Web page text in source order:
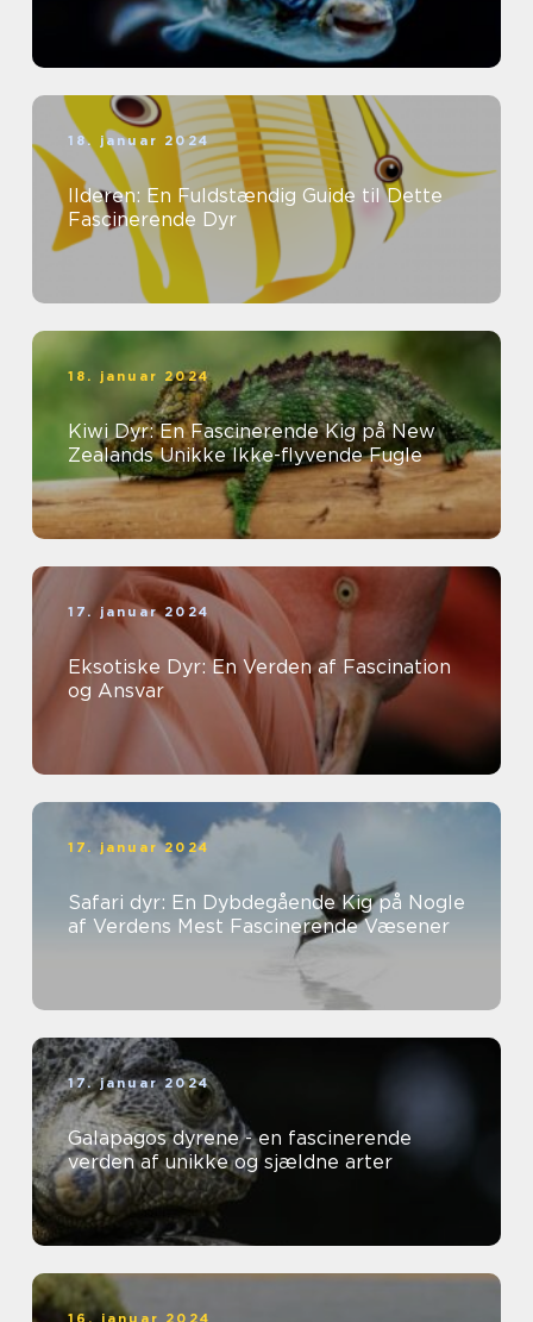
18. januar 2024
Ilderen: En Fuldstændig Guide til Dette
Fascinerende Dyr
18. januar 2024
Kiwi Dyr: En Fascinerende Kig på New
Zealands Unikke Ikke-flyvende Fugle
17. januar 2024
Eksotiske Dyr: En Verden af Fascination
og Ansvar
17. januar 2024
Safari dyr: En Dybdegående Kig på Nogle
af Verdens Mest Fascinerende Væsener
17. januar 2024
Galapagos dyrene - en fascinerende
verden af unikke og sjældne arter